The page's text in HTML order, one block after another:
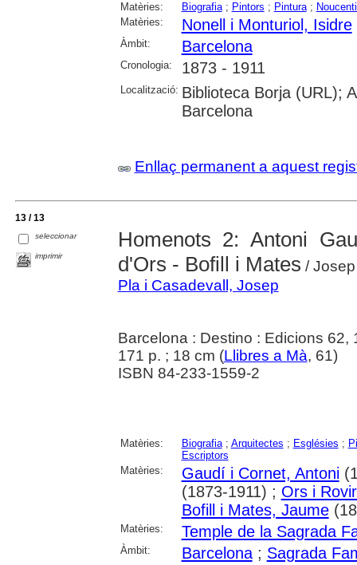
Matèries: Biografia; Pintors ; Pintura;
Matèries:
Nonell i Monturiol, Isidre
Àmbit: Barcelona
Cronologia: 1873 - 1911
Localització: Biblioteca Borja (URL);
Barcelona
Enllaç permanent a aquest
13 / 13
seleccionar
imprimir
Homenots 2: Antoni
d'Ors - Bofill i Mates /
Pla i Casadevall, Josep
Barcelona : Destino : Edicions 62,
171 p. ; 18 cm (Llibres a Mà, 61)
ISBN 84-233-1559-2
Matèries: Biografia; Arquitectes ; Esglésies ;
Escriptors
Matèries:
Gaudí i Cornet, Antoni
(1873-1911) ; Ors i
Bofill i Mates, Jaume
Matèries: Temple de la Sagrada
Àmbit: Barcelona; Sagrada